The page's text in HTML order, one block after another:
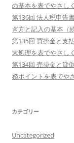
の基本を表でやさし
第136回 法人税申告
ぎ方と記入の基本（
第135回 買掛金と支
末処理を表でやさし
第134回 売掛金と貸
務ポイントを表でや
カテゴリー
Uncategorized